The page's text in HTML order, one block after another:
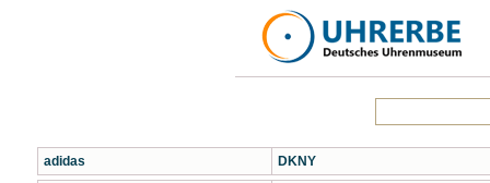
adidas DKNY